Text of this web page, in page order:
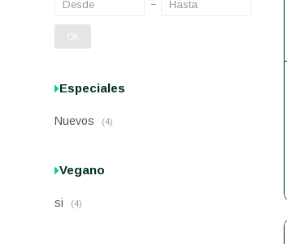
OK
Especiales
Nuevos (4)
Vegano
si (4)